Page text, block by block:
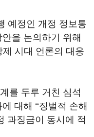
예정인 개정 정보통
을 논의하기 위해
제 시대 언론의 대응
를 두루 거친 심석
대해 “징벌적 손해
과징금이 동시에 적